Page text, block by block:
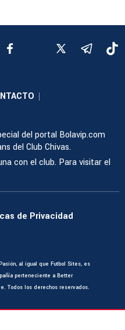
|
del portal Bolavip.com
del Club Chivas.
con el club. Para visitar el
de Privacidad
al igual que Futbol Sites, es
perteneciente a Better
Todos los derechos reservados.